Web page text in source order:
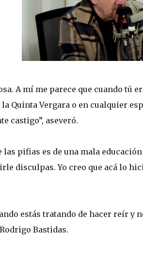
A mí me parece que cuando tú
Quinta Vergara o en cualquier
castigo”, aseveró.
las pifias es de una mala
disculpas. Yo creo que acá lo
estás tratando de hacer reír y
Bastidas.